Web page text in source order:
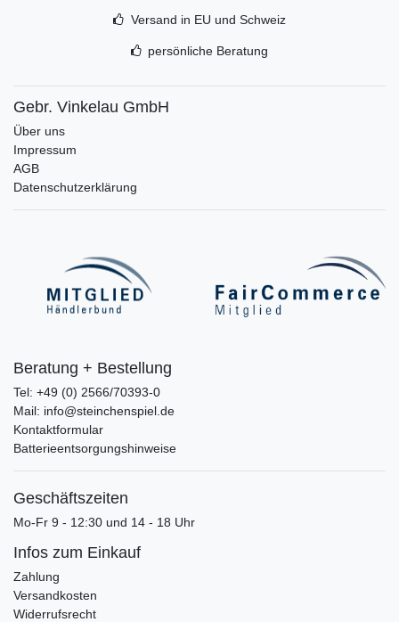
Versand in EU und Schweiz
persönliche Beratung
Gebr. Vinkelau GmbH
Über uns
Impressum
AGB
Datenschutzerklärung
Beratung + Bestellung
Tel: +49 (0) 2566/70393-0
Mail: info@steinchenspiel.de
Kontaktformular
Batterieentsorgungshinweise
Geschäftszeiten
Mo-Fr 9 - 12:30 und 14 - 18 Uhr
Infos zum Einkauf
Zahlung
Versandkosten
Widerrufsrecht